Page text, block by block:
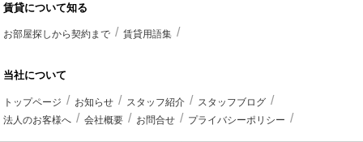
賃貸について知る
お部屋探しから契約まで 賃貸用語集
当社について
トップページ お知らせ スタッフ紹介
スタッフブログ
法人のお客様へ
会社概要 お問合せ プライバシーポリシー